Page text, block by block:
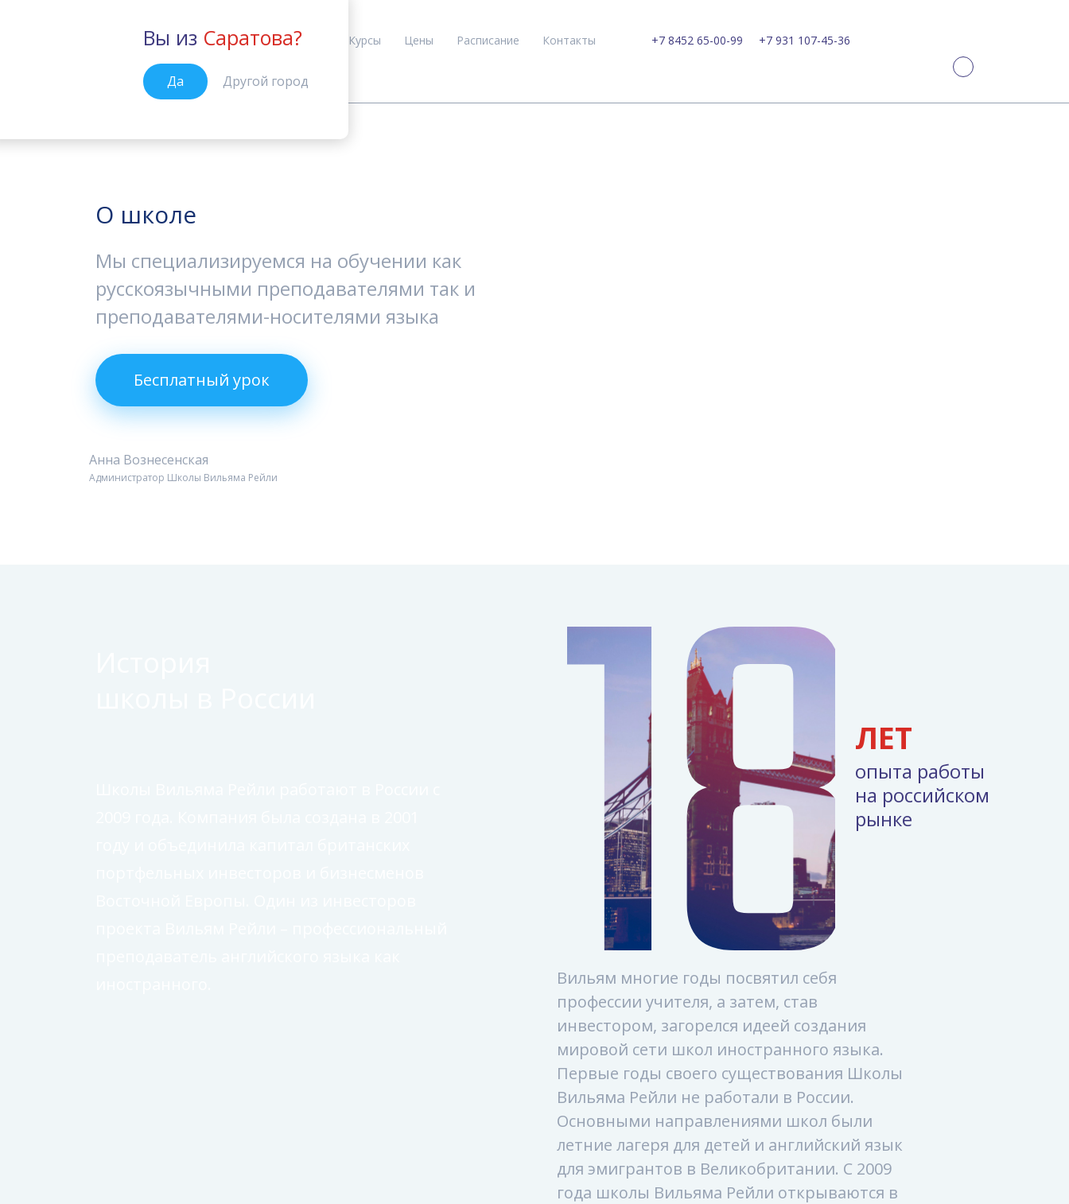
Саратов
Вы из Саратова?
Да Другой город
Курсы Цены Расписание Контакты +7 8452 65-00-99 +7 931 107-45-36
О школе
Мы специализируемся на обучении как
русскоязычными преподавателями так и
преподавателями-носителями языка
Бесплатный урок
Анна Вознесенская
Администратор Школы Вильяма Рейли 18ЛЕТ
опыта работы
на российском
рынке
Вильям многие годы посвятил себя
профессии учителя, а затем, став
инвестором, загорелся идеей создания
мировой сети школ иностранного языка.
Первые годы своего существования Школы
Вильяма Рейли не работали в России.
Основными направлениями школ были
летние лагеря для детей и английский язык
для эмигрантов в Великобритании. С 2009
года школы Вильяма Рейли открываются в